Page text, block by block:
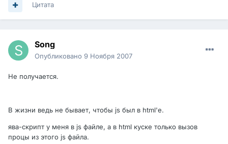
Цитата
Song
Опубликовано 9 Ноября 2007
Не получается.
В жизни ведь не бывает, чтобы js был в html'е.
ява-скрипт у меня в js файле, а в html куске только вызов
процы из этого js файла.